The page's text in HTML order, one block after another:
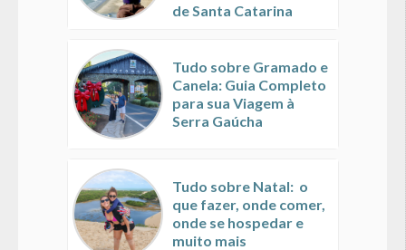
de Santa Catarina
Tudo sobre Gramado e
Canela: Guia Completo
para sua Viagem à
Serra Gaúcha
Tudo sobre Natal: o
que fazer, onde comer,
onde se hospedar e
muito mais